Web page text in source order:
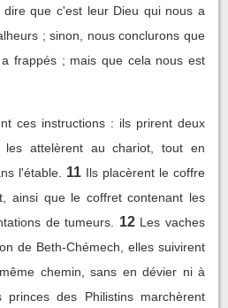
dire que c'est leur Dieu qui nous a
; sinon, nous conclurons que
frappés ; mais que cela nous est
ces instructions : ils prirent deux
les attelèrent au chariot, tout en
l'étable.
11 Ils placèrent le coffre
ainsi que le coffret contenant les
de tumeurs.
12 Les vaches
de Beth-Chémech, elles suivirent
chemin, sans en dévier ni à
des Philistins marchèrent